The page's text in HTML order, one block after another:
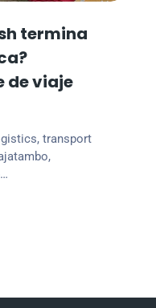
termina
de viaje
transport